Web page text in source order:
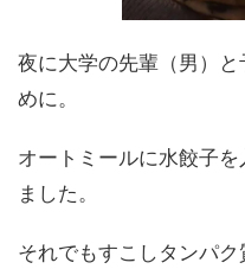
夜に大学の先輩（男）
めに。
オートミールに水餃子
ました。
それでもすこしタンパ